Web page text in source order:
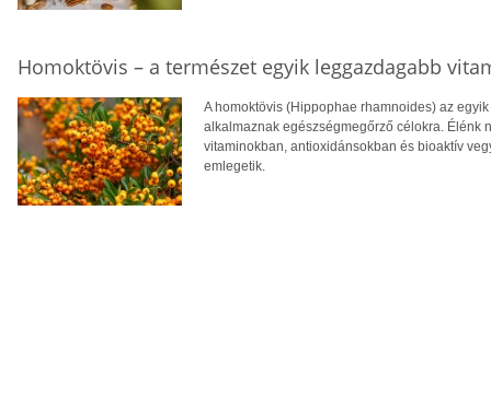
Homoktövis – a természet egyik leggazdagabb
A homoktövis (Hippophae rhamnoides) az
alkalmaznak egészségmegőrző célokra. Élénk
vitaminokban, antioxidánsokban és bioaktív
emlegetik.